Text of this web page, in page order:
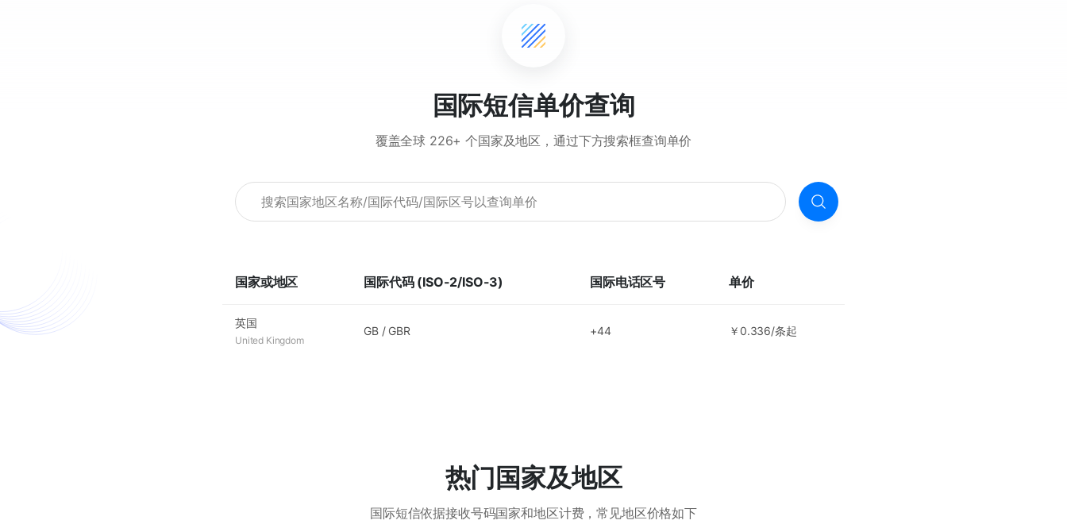
国际短信单价查询
覆盖全球 226+ 个国家及地区，通过下方搜索框查询单价
国家或地区 国际代码 (ISO-2/ISO-3) 国际电话区号 单价
英国
United Kingdom
GB/ GBR +44 ￥0.336/条起
热门国家及地区
国际短信依据接收号码国家和地区计费，常见地区价格如下